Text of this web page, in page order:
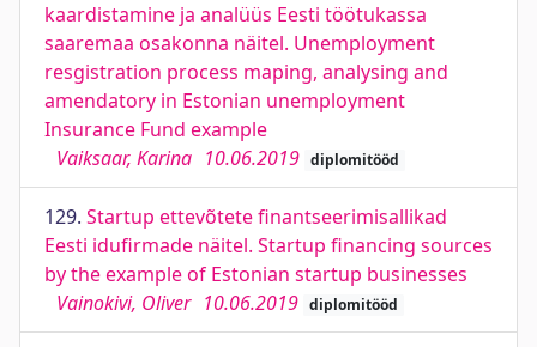
kaardistamine ja analüüs Eesti töötukassa
saaremaa osakonna näitel. Unemployment
resgistration process maping, analysing and
amendatory in Estonian unemployment
Insurance Fund example
Vaiksaar, Karina 10.06.2019 diplomitööd
129. Startup ettevõtete finantseerimisallikad
Eesti idufirmade näitel. Startup financing sources
by the example of Estonian startup businesses
Vainokivi, Oliver 10.06.2019 diplomitööd